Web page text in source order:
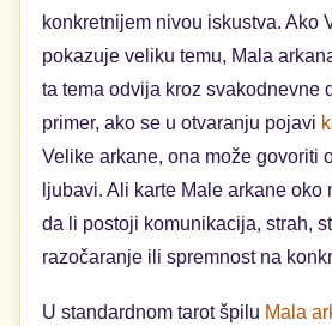
konkretnijem nivou iskustva. Ako
pokazuje veliku temu, Mala
ta tema odvija kroz svakodnevne
primer, ako se u otvaranju pojavi
Velike arkane, ona može govoriti
ljubavi. Ali karte Male arkane oko
da li postoji komunikacija, strah,
razočaranje ili spremnost na
U standardnom tarot špilu Mala